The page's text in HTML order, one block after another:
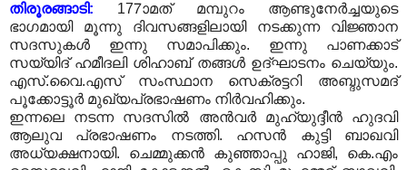
തിരൂരങ്ങാടി: 177ാമത് മമ്പുറം ആണ്ടുനേര്‍ച്ചയുടെ
ഭാഗമായി മൂന്നു ദിവസങ്ങളിലായി നടക്കുന്ന വിജ്ഞാന
സദസുകള്‍ ഇന്നു സമാപിക്കും. ഇന്നു പാണക്കാട്
സയ്യിദ് ഹമീദലി ശിഹാബ് തങ്ങള്‍ ഉദ്ഘാടനം ചെയ്യും.
എസ്.വൈ.എസ് സംസ്ഥാന സെക്രട്ടറി അബ്ദുസമദ്
പൂക്കോട്ടൂര്‍ മുഖ്യപ്രഭാഷണം നിര്‍വഹിക്കും.
ഇന്നലെ നടന്ന സദസില്‍ അന്‍വര്‍ മുഹ്‌യുദ്ദീന്‍ ഹുദവി
ആലുവ പ്രഭാഷണം നടത്തി. ഹസന്‍ കുട്ടി ബാഖവി
അധ്യക്ഷനായി. ചെമ്മുക്കന്‍ കുഞ്ഞാപ്പു ഹാജി, കെ.എം